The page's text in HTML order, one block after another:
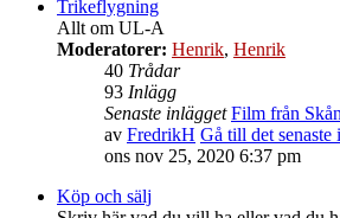
Trikeflygning
Allt om UL-A
Moderatorer: Henrik, Henrik
40 Trådar
93 Inlägg
Senaste inlägget Film från
av FredrikH Gå till det senaste
ons nov 25, 2020 6:37 pm
Köp och sälj